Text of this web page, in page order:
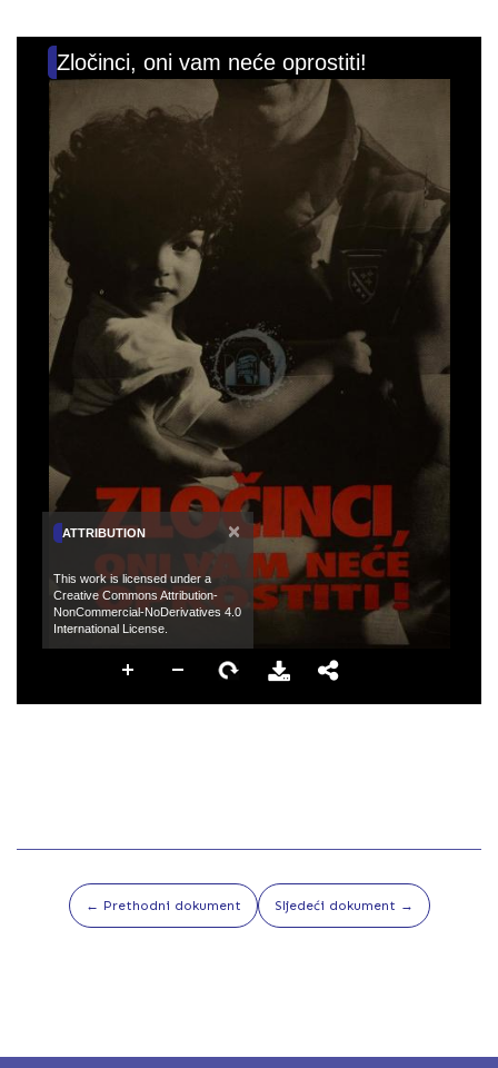
Zločinci, oni vam neće oprostiti!
ATTRIBUTION ×
This work is licensed under a
Creative Commons Attribution-
NonCommercial-NoDerivatives 4.0
International License.
← Prethodni dokument Sljedeći dokument →